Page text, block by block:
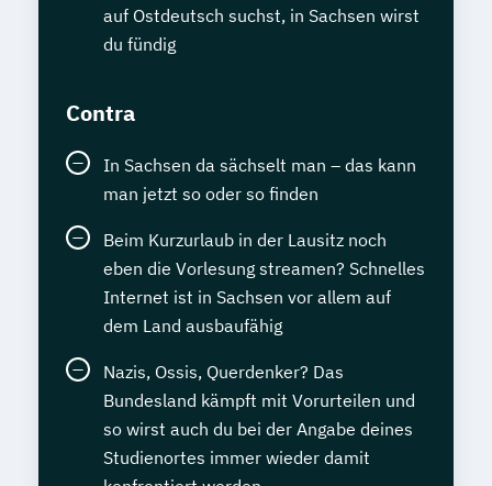
auf Ostdeutsch suchst, in Sachsen wirst
du fündig
Contra
In Sachsen da sächselt man – das kann
man jetzt so oder so finden
Beim Kurzurlaub in der Lausitz noch
eben die Vorlesung streamen? Schnelles
Internet ist in Sachsen vor allem auf
dem Land ausbaufähig
Nazis, Ossis, Querdenker? Das
Bundesland kämpft mit Vorurteilen und
so wirst auch du bei der Angabe deines
Studienortes immer wieder damit